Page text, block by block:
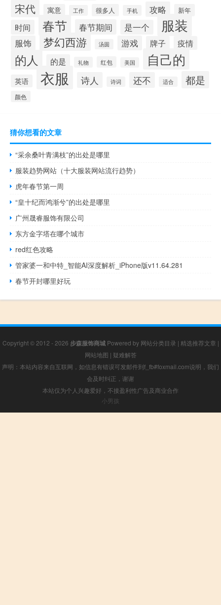
宋代 寓意 工作 很多人 手机 攻略 新年
时间 春节 春节期间 是一个 服装
服饰 梦幻西游 汤圆 游戏 牌子 疫情
的人 的是 礼物 红包 美国 自己的
英语 衣服 诗人 诗词 还不 适合 都是
颜色
猜你想看的文章
“采余桑叶青满枝”的出处是哪里
服装趋势网站（十大服装网站流行趋势）
虎年春节第一周
“皇十纪而鸿渐兮”的出处是哪里
广州晟睿服饰有限公司
东方金字塔在哪个城市
red红色攻略
管家婆一和中特_智能AI深度解析_iPhone版v11.64.281
春节开封哪里好玩
Copyright © 2012 - 2026 步森服饰商城Powered by 网站分类目录 | 精选推荐文章 |
网站地图 | 疑难解答
声明：本站内容来自互联网，如信息有错误可发邮件到f_fb#foxmail.com说明，我们
会及时纠正，谢谢
本站仅为个人兴趣爱好，不接盈利性广告及商业合作
小男孩